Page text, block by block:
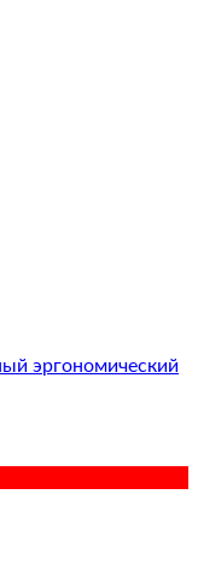
эргономический